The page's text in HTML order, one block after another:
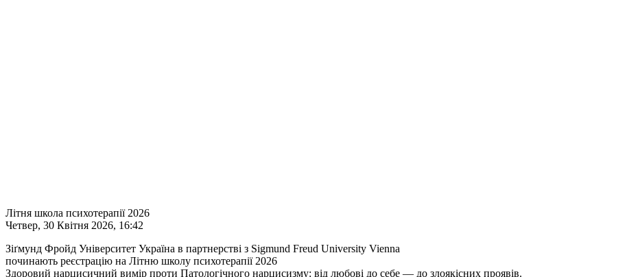
Літня школа психотерапії 2026
Четвер, 30 Квітня 2026, 16:42
Зіґмунд Фройд Університет Україна в партнерстві з Sigmund Freud University Vienna
починають реєстрацію на Літню школу психотерапії 2026
Здоровий нарцисичний вимір проти Патологічного нарцисизму: від любові до себе — до злоякісних проявів.